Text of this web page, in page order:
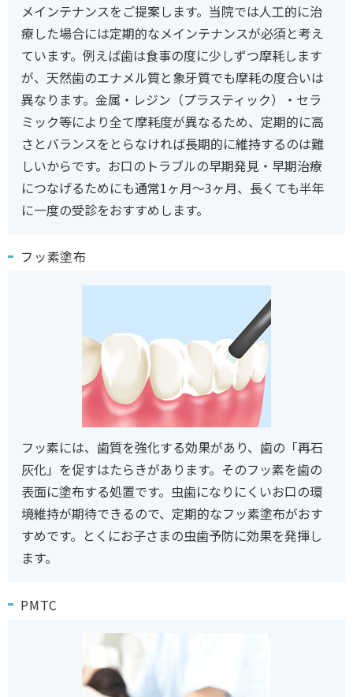
メインテナンスをご提案します。当院では人工的に治
療した場合には定期的なメインテナンスが必須と考え
ています。例えば歯は食事の度に少しずつ摩耗します
が、天然歯のエナメル質と象牙質でも摩耗の度合いは
異なります。金属・レジン（プラスティック）・セラ
ミック等により全て摩耗度が異なるため、定期的に高
さとバランスをとらなければ長期的に維持するのは難
しいからです。お口のトラブルの早期発見・早期治療
につなげるためにも通常1ヶ月～3ヶ月、長くても半年
に一度の受診をおすすめします。
フッ素塗布
フッ素には、歯質を強化する効果があり、歯の「再石
灰化」を促すはたらきがあります。そのフッ素を歯の
表面に塗布する処置です。虫歯になりにくいお口の環
境維持が期待できるので、定期的なフッ素塗布がおす
すめです。とくにお子さまの虫歯予防に効果を発揮し
ます。
PMTC